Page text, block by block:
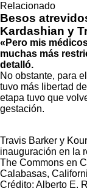
Relacionado
Besos
Kardashian y
«Pero mis
muchas más
detalló.
No obstante, para
tuvo más libertad
etapa tuvo que
gestación.
Travis Barker y
inauguración en la
The Commons en
Calabasas,
Crédito: Alberto E.